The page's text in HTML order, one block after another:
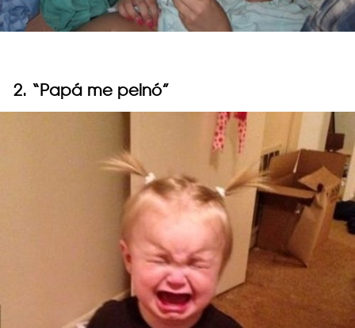
2. “Papá me peinó”